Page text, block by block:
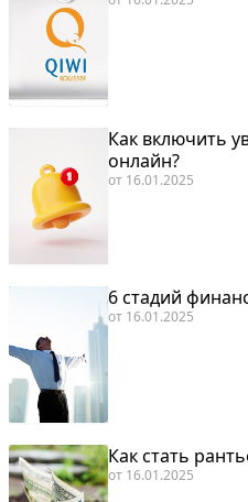
Как включить
онлайн?
от 16.01.2025
6 стадий
от 16.01.2025
Как стать
от 16.01.2025